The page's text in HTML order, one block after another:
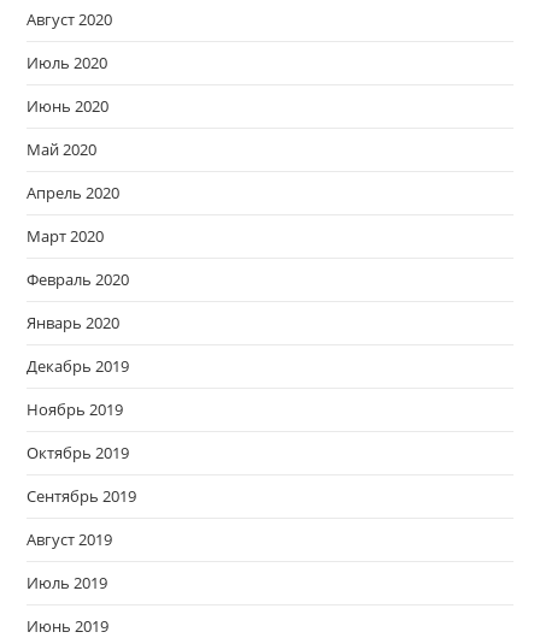
Август 2020
Июль 2020
Июнь 2020
Май 2020
Апрель 2020
Март 2020
Февраль 2020
Январь 2020
Декабрь 2019
Ноябрь 2019
Октябрь 2019
Сентябрь 2019
Август 2019
Июль 2019
Июнь 2019